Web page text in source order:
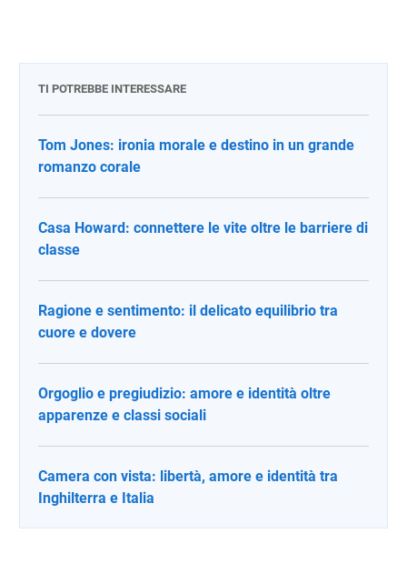
TI POTREBBE INTERESSARE
Tom Jones: ironia morale e destino in un grande
romanzo corale
Casa Howard: connettere le vite oltre le barriere di
classe
Ragione e sentimento: il delicato equilibrio tra
cuore e dovere
Orgoglio e pregiudizio: amore e identità oltre
apparenze e classi sociali
Camera con vista: libertà, amore e identità tra
Inghilterra e Italia